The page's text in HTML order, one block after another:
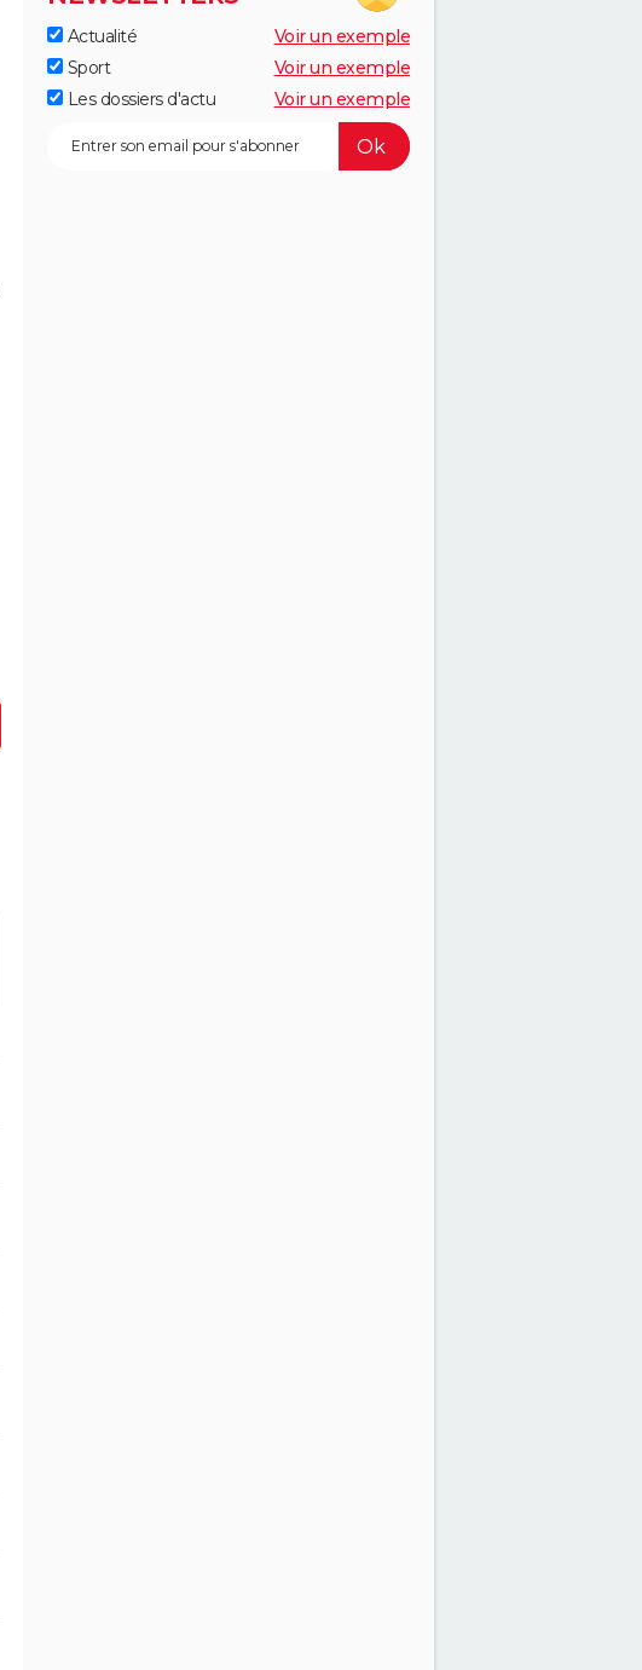
Actualité
Voir un exemple
Sport
Voir un exemple
Les dossiers d'actu
Voir un exemple